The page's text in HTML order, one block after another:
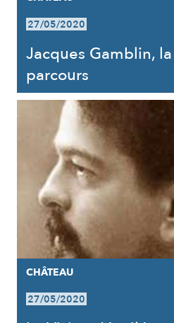
27/05/2020
Jacques Gamblin,
parcours
CHÂTEAU
27/05/2020